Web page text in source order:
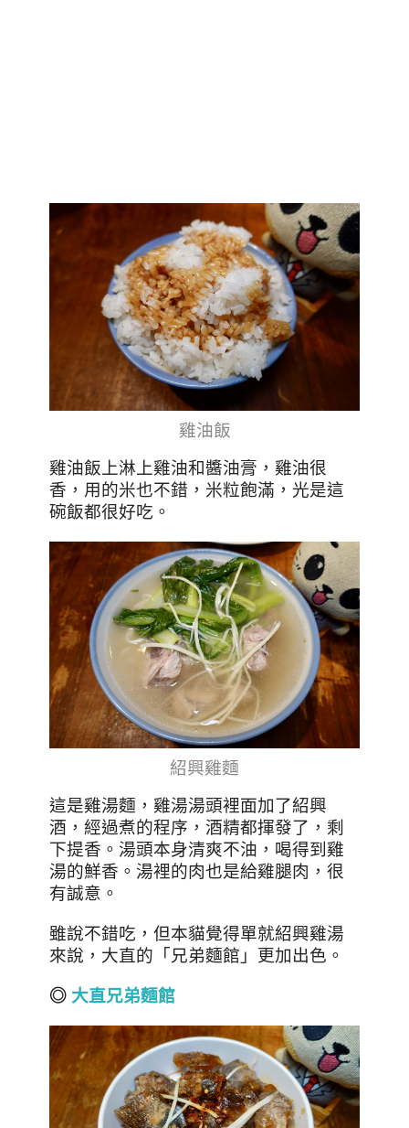
雞油飯
雞油飯上淋上雞油和醬油膏，雞油很
香，用的米也不錯，米粒飽滿，光是這
碗飯都很好吃。
紹興雞麵
這是雞湯麵，雞湯湯頭裡面加了紹興
酒，經過煮的程序，酒精都揮發了，剩
下提香。湯頭本身清爽不油，喝得到雞
湯的鮮香。湯裡的肉也是給雞腿肉，很
有誠意。
雖說不錯吃，但本貓覺得單就紹興雞湯
來說，大直的「兄弟麵館」更加出色。
◎ 大直兄弟麵館